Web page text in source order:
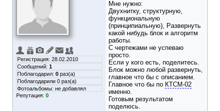
Регистрация: 28.02.2010
Сообщений: 1
Поблагодарил: 0 раз(а)
Поблагодарили 0 раз(а)
Фотоальбомы: не добавлял
Репутация: 0
Мне нужно:
Двухнитку, структурную,
функциональную
(принципиальную), Развернуть
какой нибудь блок и алгоритм
работы.
С чертежами не успеваю
просто.
Если у кого есть, поделитесь.
Блок можно любой развернуть,
главное что бы с описанием.
Главное что бы по КТСМ-02
именно.
Готовым результатом
поделюсь.